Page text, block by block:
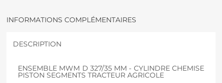
INFORMATIONS COMPLÉMENTAIRES
DESCRIPTION
ENSEMBLE MWM D 327/35 MM - CYLINDRE CHEMISE
PISTON SEGMENTS TRACTEUR AGRICOLE